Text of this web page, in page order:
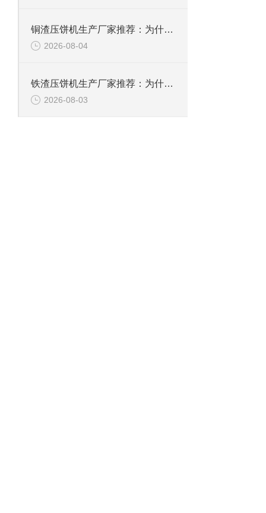
铜渣压饼机生产厂家推荐：为什么恩派特成为众多企业的信赖？
2026-08-04
铁渣压饼机生产厂家推荐：为什么恩派特成为众多企业的优选？
2026-08-03